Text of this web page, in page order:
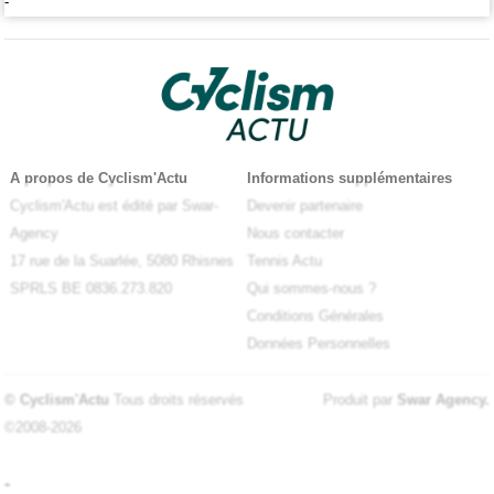
A propos de Cyclism'Actu
Cyclism'Actu est édité par Swar-
Agency
17 rue de la Suarlée, 5080 Rhisnes
SPRLS BE 0836.273.820
Informations supplémentaires
Devenir partenaire
Nous contacter
Tennis Actu
Qui sommes-nous ?
Conditions Générales
Données Personnelles
© Cyclism'Actu Tous droits réservés
©2008-2026
Produit par Swar Agency.
-